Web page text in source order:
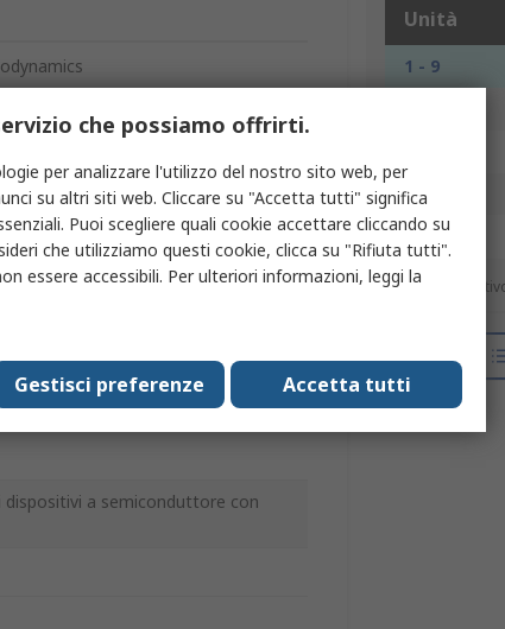
Unità
1 - 9
50 - 99
100 +
*prezzo
dispositivi a semiconduttore con
che possiamo offrirti.
per analizzare l'utilizzo del nostro sito web, per
su altri siti web. Cliccare su "Accetta tutti" significa
Puoi scegliere quali cookie accettare cliccando su
che utilizziamo questi cookie, clicca su "Rifiuta tutti".
essere accessibili. Per ulteriori informazioni, leggi la
Accetta tutti
Gestisci preferenze